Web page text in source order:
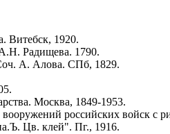
Витебск, 1920.
Радищева. 1790.
А. Алова. СПб, 1829.
Москва, 1849-1953.
российских войск с
Цв. клей". Пг., 1916.